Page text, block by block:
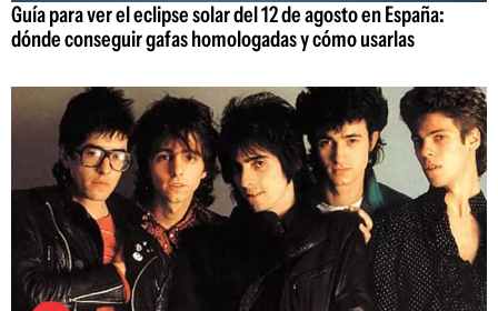
Guía para ver el eclipse solar del 12 de agosto en España:
dónde conseguir gafas homologadas y cómo usarlas